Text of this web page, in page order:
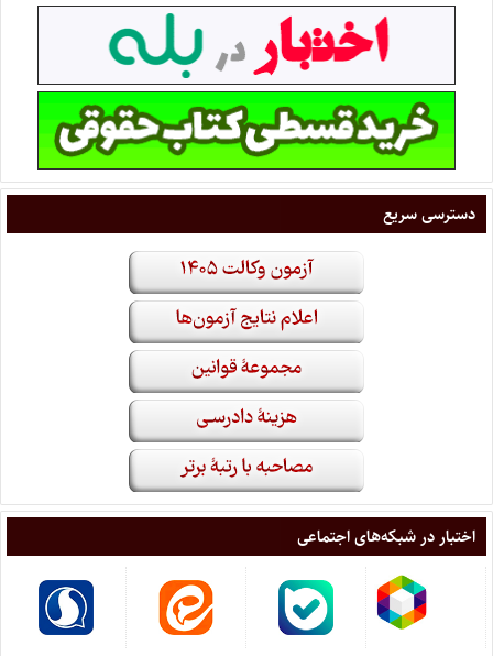
دسترسی سریع
اختبار در شبکه‌های اجتماعی